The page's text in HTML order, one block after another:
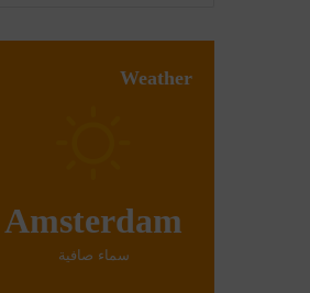
Weather
Amsterdam
سماء صافية